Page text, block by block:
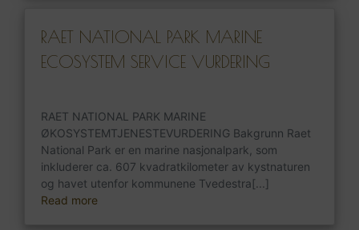
RAET NATIONAL PARK MARINE
ECOSYSTEM SERVICE VURDERING
RAET NATIONAL PARK MARINE
ØKOSYSTEMTJENESTEVURDERING Bakgrunn Raet
National Park er en marine nasjonalpark, som
inkluderer ca. 607 kvadratkilometer av kystnaturen
og havet utenfor kommunene Tvedestra[...]
Read more